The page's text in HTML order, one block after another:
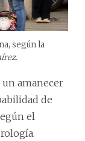
según la
amanecer
de
el